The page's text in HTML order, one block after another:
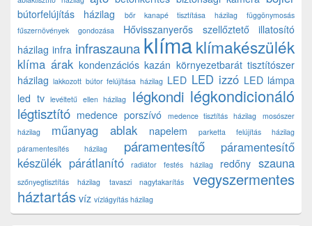
bútorfelújítás házilag bőr kanapé tisztítása házilag
függönymosás
fűszernövények gondozása
Hővisszanyerős szellőztető
illatosító
házilag infra infraszauna klímaklímakészülék
klíma árak kondenzációs kazán környezetbarát tisztítószer
házilag lakkozott bútor felújítása házilag LED LED izzó LED lámpa
led tv levéltetű ellen házilag légkondi légkondicionáló
légtisztító medence porszívó medence tisztítás házilag
mosószer
házilag
műanyag ablak napelem
parketta felújítás házilag
páramentesítés házilag
páramentesítő
páramentesítő
készülék párátlanító radiátor festés házilag redőny szauna
szőnyegtisztítás házilag tavaszi nagytakarítás
vegyszermentes
háztartás víz vízlágyítás házilag